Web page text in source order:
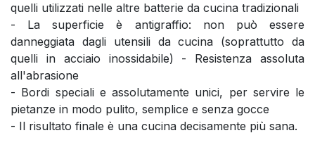
quelli utilizzati nelle altre batterie da cucina tradizionali
- La superficie è antigraffio: non può essere
danneggiata dagli utensili da cucina (soprattutto da
quelli in acciaio inossidabile) - Resistenza assoluta
all'abrasione
- Bordi speciali e assolutamente unici, per servire le
pietanze in modo pulito, semplice e senza gocce
- Il risultato finale è una cucina decisamente più sana.